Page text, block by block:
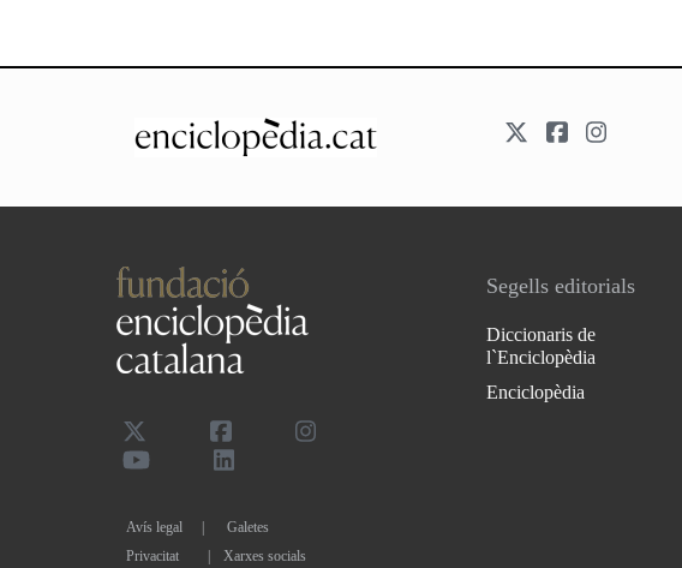
Avís legal
Galetes
Privacitat
| Xarxes socials
Segells editorials
Diccionaris de
l`Enciclopèdia
Enciclopèdia